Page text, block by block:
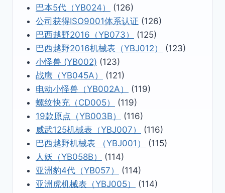
巴本5代（YB024）
(126)
公司获得ISO9001体系认证 (126)
巴西越野2016（YB073）
(125)
巴西越野2016机械表（YBJ012）
(123)
小怪兽 (YB002) (123)
战鹰（YB045A）
(121)
电动小怪兽（YB002A）
(119)
螺纹快充（CD005）
(119)
19款原点（YB003B）
(116)
威武125机械表（YBJ007）
(116)
巴西越野机械表 （YBJ001）
(115)
人妖（YB058B）
(114)
亚洲豹4代（YB057）
(114)
亚洲虎机械表（YBJ005）
(114)